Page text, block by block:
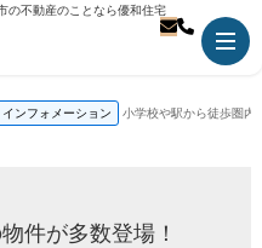
の不動産のことなら優和住宅
インフォメーション 小学校や駅から徒歩圏内
件が多数登場！